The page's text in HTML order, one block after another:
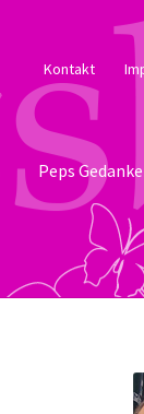
Kontakt
Peps